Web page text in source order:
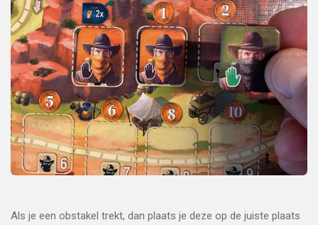
Als je een obstakel trekt, dan plaats je deze op de juiste plaats